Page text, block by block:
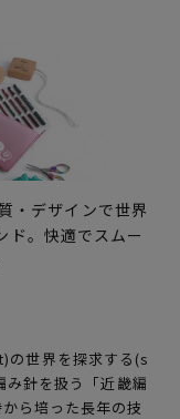
・デザインで世界
ド。快適でスムー
世界を探求する(s
針を扱う「近畿編
ら培った長年の技